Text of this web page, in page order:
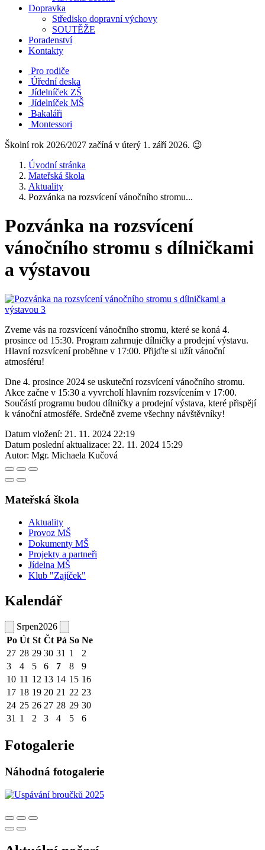
Dopravka
Středisko dopravní výchovy
SOUTĚŽE
Poradenství
Kontakty
Pro rodiče
Úřední deska
Jídelníček ZŠ
Jídelníček MŠ
Bakaláři
Montessori
Školní rok 2026/2027 začíná v úterý 1. září 2026. 😉
Úvodní stránka
Mateřská škola
Aktuality
Pozvánka na rozsvícení vánočního stromu...
Pozvánka na rozsvícení
vánočního stromu s dílničkami
a výstavou
Zveme vás na rozsvícení vánočního stromu, které se koná 4.
prosince od 15:30. Program zahrnuje dílničky a prodejní výstavu.
Hlavní rozsvícení proběhne v 17:00. Přijďte si užít vánoční
atmosféru!
Dne 4. prosince 2024 se uskuteční rozsvícení vánočního stromu.
Akce začne v 15:30 a vyvrcholí hlavním rozsvícením v 17:00.
Součástí programu budou dílničky a prodejní výstava, které přispějí
k vánoční atmosféře. Srdečně zveme všechny návštěvníky!
Datum vložení: 21. 11. 2024 22:19
Datum poslední aktualizace: 22. 11. 2024 15:29
Autor: Mgr. Michaela Kučová
Mateřská škola
Aktuality
Provoz MŠ
Dokumenty MŠ
Projekty a partneři
Jídelna MŠ
Klub "Zajíček"
Kalendář
Srpen2026
Po Út St Čt Pá So Ne
27 28 29 30 31 1
2
3
4 5 6 7 8
9
10 11 12 13 14 15 16
17 18 19 20 21 22 23
24 25 26 27 28 29 30
31 1 2 3 4 5 6
Fotogalerie
Náhodná fotogalerie